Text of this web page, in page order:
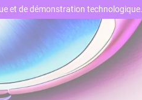
et de démonstration technologique.